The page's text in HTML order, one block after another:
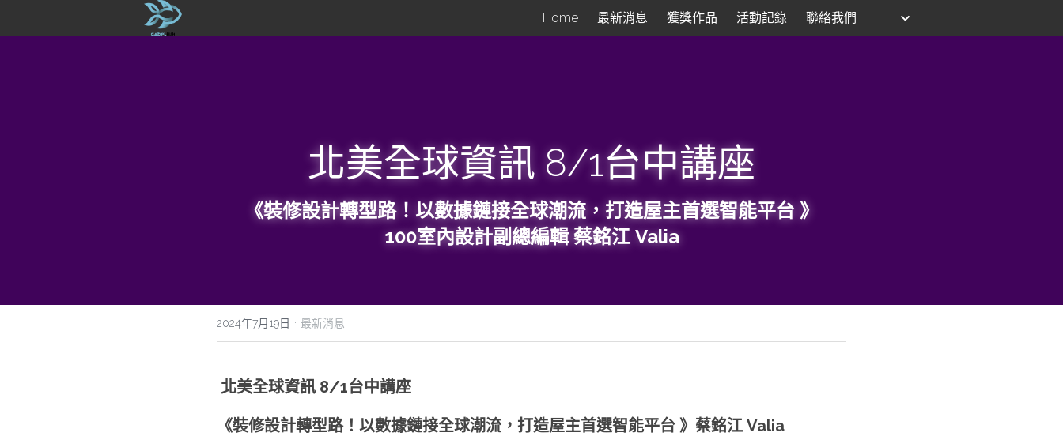
Home 最新消息 獲獎作品 活動記錄 聯絡我們
北美全球資訊 8/1台中講座
《裝修設計轉型路！以數據鏈接全球潮流，打造屋主首選智能平台 》
100室內設計副總編輯 蔡銘江 Valia
2024年7月19日 · 最新消息
北美全球資訊 8/1台中講座
《裝修設計轉型路！以數據鏈接全球潮流，打造屋主首選智能平台 》蔡銘江 Valia